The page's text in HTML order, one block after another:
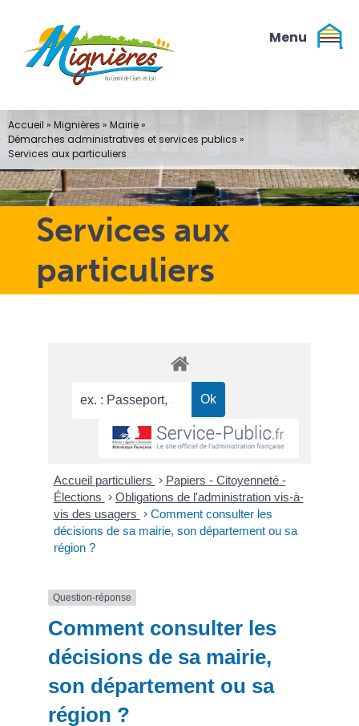
contenu
Services aux
particuliers
Accueil » Mignières » Mairie»
Démarches administratives et services publics »
Services aux particuliers
Accueil particuliers > Papiers - Citoyenneté -
Élections > Obligations de l'administration vis-à-
vis des usagers > Comment consulter les
décisions de sa mairie, son département ou sa
région ?
Question-réponse
Comment consulter les
décisions de sa mairie,
son département ou sa
région ?